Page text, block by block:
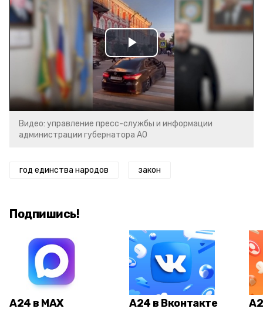
Play
Video
Видео: управление пресс-службы и информации
администрации губернатора АО
год единства народов закон
Подпишись!
А24 в MAX А24 в Вконтакте